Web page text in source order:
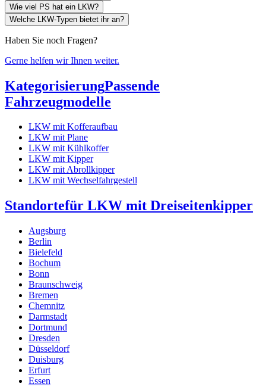
Wie viel PS hat ein LKW?
Welche LKW-Typen bietet ihr an?
Haben Sie noch Fragen?
Gerne helfen wir Ihnen weiter.
KategorisierungPassende
Fahrzeugmodelle
LKW mit Kofferaufbau
LKW mit Plane
LKW mit Kühlkoffer
LKW mit Kipper
LKW mit Abrollkipper
LKW mit Wechselfahrgestell
Standortefür LKW mit Dreiseitenkipper
Augsburg
Berlin
Bielefeld
Bochum
Bonn
Braunschweig
Bremen
Chemnitz
Darmstadt
Dortmund
Dresden
Düsseldorf
Duisburg
Erfurt
Essen